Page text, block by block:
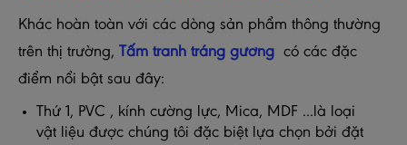
Khác hoàn toàn với các dòng sản phẩm thông thường
trên thị trường, Tấm tranh tráng gương có các đặc
điểm nổi bật sau đây:
Thứ 1, PVC , kính cường lực, Mica, MDF ...là loại
vật liệu được chúng tôi đặc biệt lựa chọn bởi đặt